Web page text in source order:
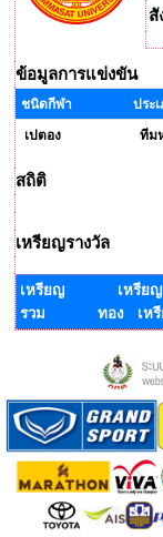
สั
ข้อมูลการแข่งขัน
ชนิดกีฬา
ประ
เปตอง
ทีม
สถิติ
เหรียญรางวัล
เหรียญ
รวม
เหรียญ
ทอง เห